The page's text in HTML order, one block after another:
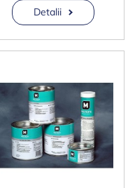
Detalii